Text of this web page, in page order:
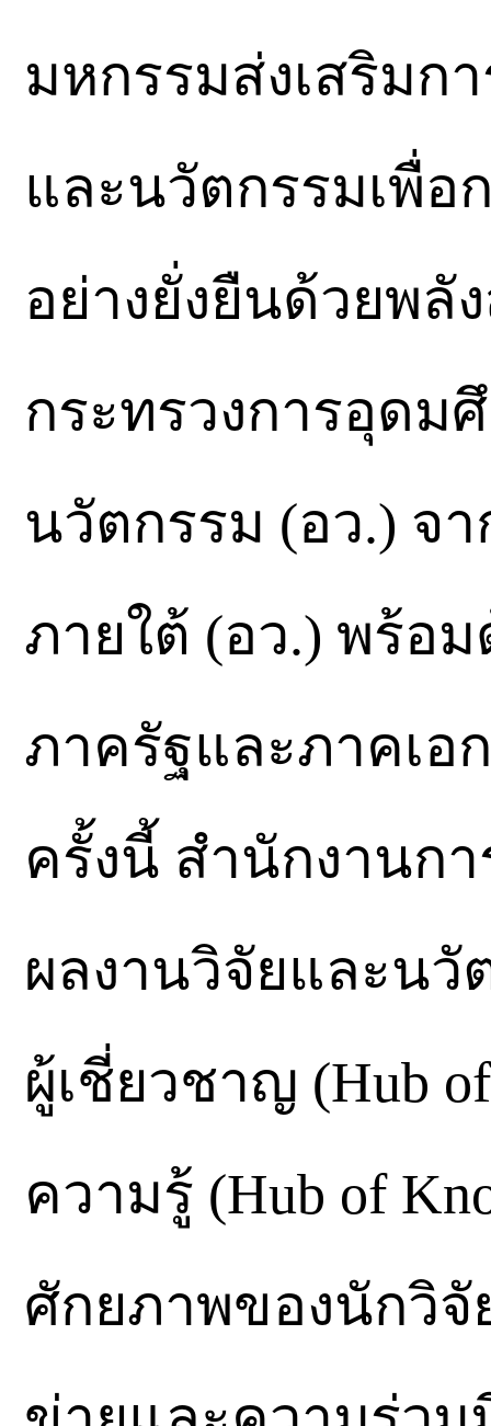
มหกรรมส่งเสริมก
และนวัตกรรมเพื่อ
อย่างยั่งยืนด้วยพลั
กระทรวงการอุดม
นวัตกรรม (อว.) จ
ภายใต้ (อว.) พร้อ
ภาครัฐและภาคเอ
ครั้งนี้ สำนักงานก
ผลงานวิจัยและนวั
ผู้เชี่ยวชาญ (Hub
ความรู้ (Hub of
ศักยภาพของนักวิจั